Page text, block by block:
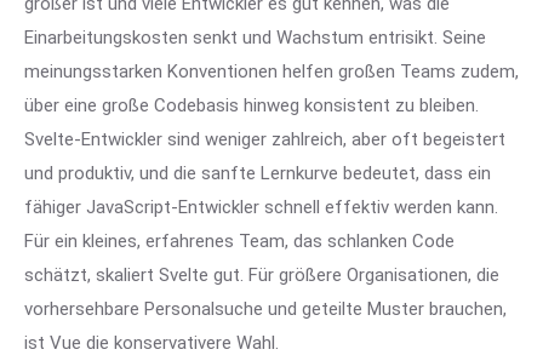
Einarbeitungskosten senkt und Wachstum entrisikt. Seine
meinungsstarken Konventionen helfen großen Teams zudem,
über eine große Codebasis hinweg konsistent zu bleiben.
Svelte-Entwickler sind weniger zahlreich, aber oft begeistert
und produktiv, und die sanfte Lernkurve bedeutet, dass ein
fähiger JavaScript-Entwickler schnell effektiv werden kann.
Für ein kleines, erfahrenes Team, das schlanken Code
schätzt, skaliert Svelte gut. Für größere Organisationen, die
vorhersehbare Personalsuche und geteilte Muster brauchen,
ist Vue die konservativere Wahl.